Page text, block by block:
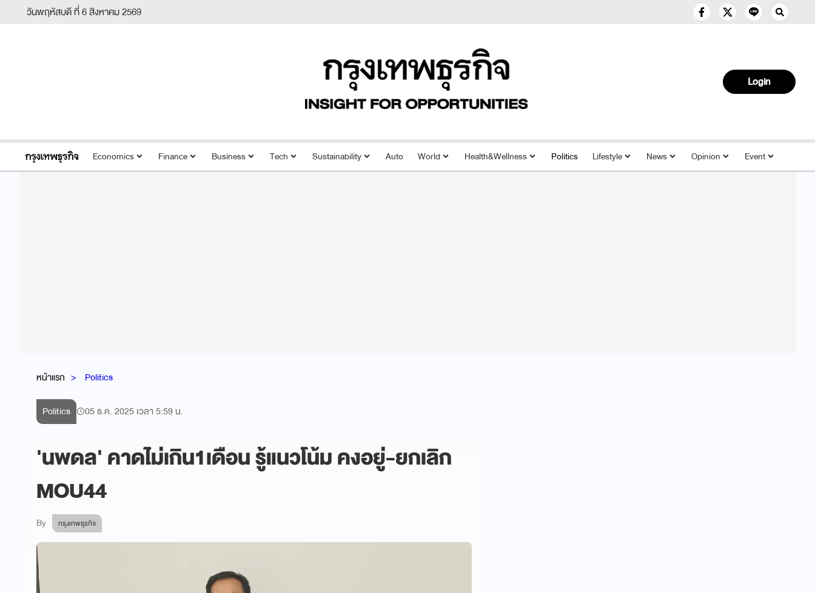
วันพฤหัสบดี ที่ 6 สิงหาคม 2569
Login
Economics Finance Business Tech Sustainability Auto World Health&Wellness Politics Lifestyle News Opinion Event
หน้าแรก Politics
Politics 05 ธ.ค. 2025 เวลา 5:59 น.
'นพดล' คาดไม่เกิน1เดือน รู้แนวโน้ม คงอยู่-ยกเลิก
MOU44
By กรุงเทพธุรกิจ